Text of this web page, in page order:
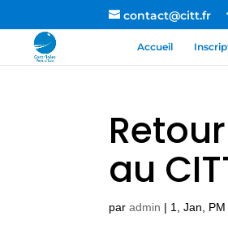
contact@citt.fr
Accueil
au
paradmin | 1, Jan, PM